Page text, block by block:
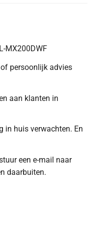
MX200DWF
persoonlijk advies
aan klanten in
in huis verwachten. En
een e-mail naar
daarbuiten.